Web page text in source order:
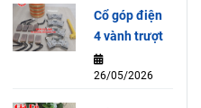
Cổ góp điện
4 vành trượt
26/05/2026